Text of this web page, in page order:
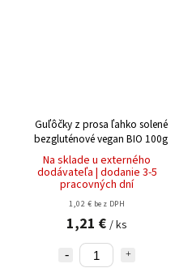
Guľôčky z prosa ľahko solené
bezgluténové vegan BIO 100g
Na sklade u externého
dodávateľa | dodanie 3-5
pracovných dní
1,02 € bez DPH
1,21 € / ks